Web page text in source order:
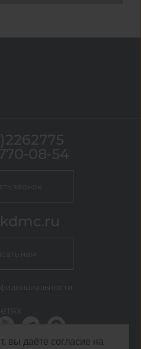
вы даёте согласие на
08-54
звонок
нам